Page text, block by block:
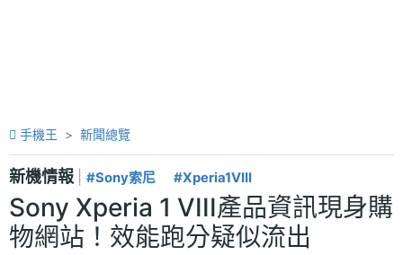
手機王 新聞總覽
新機情報 #Sony索尼 #Xperia1VIII
Sony Xperia 1 VIII產品資訊現身購
物網站！效能跑分疑似流出